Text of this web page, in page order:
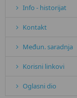
Info - historijat
Kontakt
Međun. saradnja
Korisni linkovi
Oglasni dio